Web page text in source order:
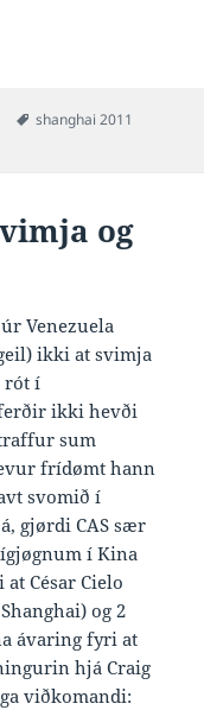
Tags
shanghai 2011
og
Venezuela
ikki at svimja
rót í
ikki hevði
sum
frídømt hann
svomið í
gjørdi CAS sær
í Kina
César Cielo
og 2
ávaring fyri at
hjá Craig
viðkomandi: